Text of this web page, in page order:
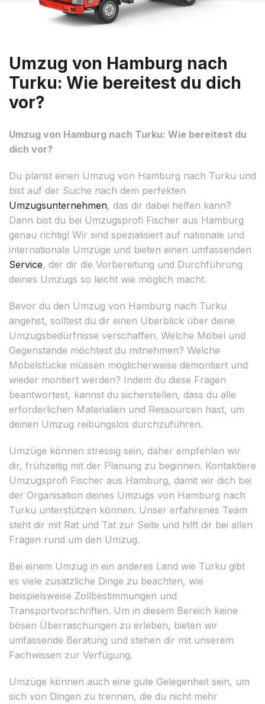
Umzug von Hamburg nach
Turku: Wie bereitest du dich
vor?
Umzug von Hamburg nach Turku: Wie bereitest du
dich vor?
Du planst einen Umzug von Hamburg nach Turku und
bist auf der Suche nach dem perfekten
Umzugsunternehmen, das dir dabei helfen kann?
Dann bist du bei Umzugsprofi Fischer aus Hamburg
genau richtig! Wir sind spezialisiert auf nationale und
internationale Umzüge und bieten einen umfassenden
Service, der dir die Vorbereitung und Durchführung
deines Umzugs so leicht wie möglich macht.
Bevor du den Umzug von Hamburg nach Turku
angehst, solltest du dir einen Überblick über deine
Umzugsbedürfnisse verschaffen. Welche Möbel und
Gegenstände möchtest du mitnehmen? Welche
Möbelstücke müssen möglicherweise demontiert und
wieder montiert werden? Indem du diese Fragen
beantwortest, kannst du sicherstellen, dass du alle
erforderlichen Materialien und Ressourcen hast, um
deinen Umzug reibungslos durchzuführen.
Umzüge können stressig sein, daher empfehlen wir
dir, frühzeitig mit der Planung zu beginnen. Kontaktiere
Umzugsprofi Fischer aus Hamburg, damit wir dich bei
der Organisation deines Umzugs von Hamburg nach
Turku unterstützen können. Unser erfahrenes Team
steht dir mit Rat und Tat zur Seite und hilft dir bei allen
Fragen rund um den Umzug.
Bei einem Umzug in ein anderes Land wie Turku gibt
es viele zusätzliche Dinge zu beachten, wie
beispielsweise Zollbestimmungen und
Transportvorschriften. Um in diesem Bereich keine
bösen Überraschungen zu erleben, bieten wir
umfassende Beratung und stehen dir mit unserem
Fachwissen zur Verfügung.
Umzüge können auch eine gute Gelegenheit sein, um
sich von Dingen zu trennen, die du nicht mehr